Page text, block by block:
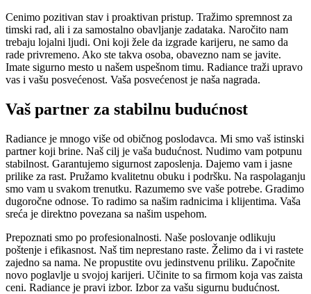
Cenimo pozitivan stav i proaktivan pristup. Tražimo spremnost za
timski rad, ali i za samostalno obavljanje zadataka. Naročito nam
trebaju lojalni ljudi. Oni koji žele da izgrade karijeru, ne samo da
rade privremeno. Ako ste takva osoba, obavezno nam se javite.
Imate sigurno mesto u našem uspešnom timu. Radiance traži upravo
vas i vašu posvećenost. Vaša posvećenost je naša nagrada.
Vaš partner za stabilnu budućnost
Radiance je mnogo više od običnog poslodavca. Mi smo vaš istinski
partner koji brine. Naš cilj je vaša budućnost. Nudimo vam potpunu
stabilnost. Garantujemo sigurnost zaposlenja. Dajemo vam i jasne
prilike za rast. Pružamo kvalitetnu obuku i podršku. Na raspolaganju
smo vam u svakom trenutku. Razumemo sve vaše potrebe. Gradimo
dugoročne odnose. To radimo sa našim radnicima i klijentima. Vaša
sreća je direktno povezana sa našim uspehom.
Prepoznati smo po profesionalnosti. Naše poslovanje odlikuju
poštenje i efikasnost. Naš tim neprestano raste. Želimo da i vi rastete
zajedno sa nama. Ne propustite ovu jedinstvenu priliku. Započnite
novo poglavlje u svojoj karijeri. Učinite to sa firmom koja vas zaista
ceni. Radiance je pravi izbor. Izbor za vašu sigurnu budućnost.